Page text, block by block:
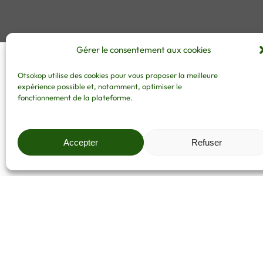
Gérer le consentement aux cookies
Otsokop utilise des cookies pour vous proposer la meilleure
expérience possible et, notamment, optimiser le
fonctionnement de la plateforme.
Accepter Refuser